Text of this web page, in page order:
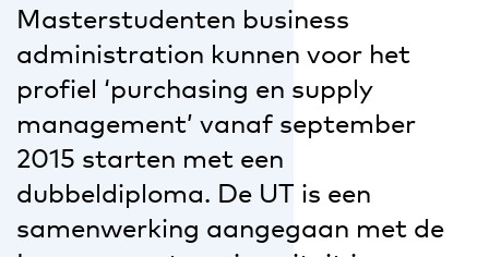
Masterstudenten business
administration kunnen voor het
profiel ‘purchasing en supply
management’ vanaf september
2015 starten met een
dubbeldiploma. De UT is een
samenwerking aangegaan met de